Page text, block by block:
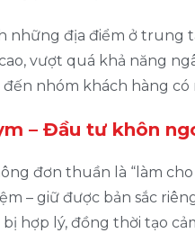
những địa điểm ở trung
vượt quá khả năng
đến nhóm khách hàng
– Đầu tư khôn
đơn thuần là “làm
– giữ được bản sắc
hợp lý, đồng thời tạo